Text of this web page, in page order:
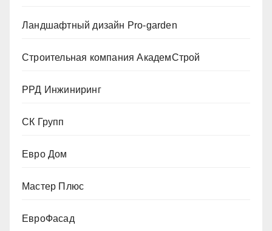
Ландшафтный дизайн Pro-garden
Строительная компания АкадемСтрой
РРД Инжиниринг
СК Групп
Евро Дом
Мастер Плюс
ЕвроФасад